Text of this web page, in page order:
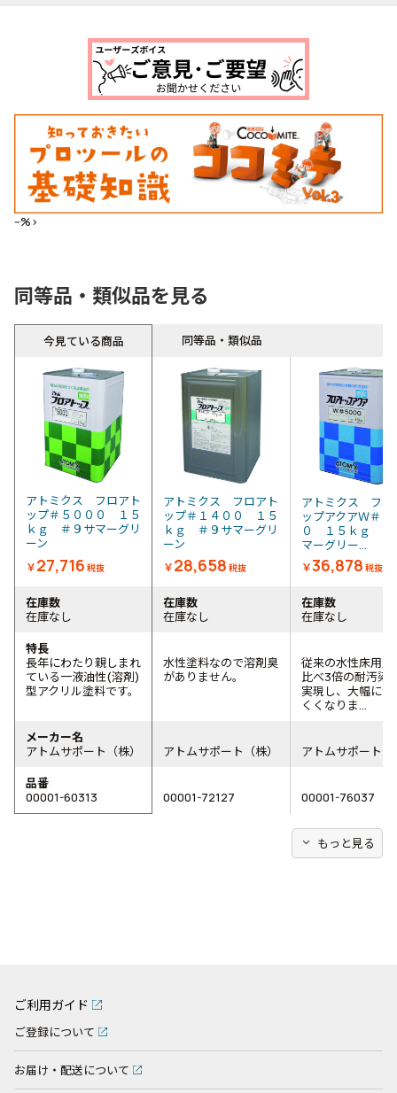
--%>
同等品・類似品を見る
今見ている商品 同等品・類似品
アトミクス フロアト
ップ＃５０００ １５
ｋｇ ＃９サマーグリ
ーン
￥27,716 税抜
アトミクス フロアト
ップ＃１４００ １５
ｋｇ ＃９サマーグリ
ーン
￥28,658 税抜
アトミクス フロ
ップアクアＷ＃５
０ １５ｋｇ ＃
マーグリー...
￥36,878 税抜
在庫数
在庫なし
在庫数
在庫なし
在庫数
在庫なし
特長
長年にわたり親しまれ
ている一液油性(溶剤)
型アクリル塗料です。
水性塗料なので溶剤臭
がありません。
従来の水性床用塗
比べ3倍の耐汚染
実現し、大幅に汚
くくなりま...
メーカー名
アトムサポート（株）
アトムサポート（株）
アトムサポート（
品番
00001-60313
00001-72127 00001-76037
expand_more もっと見る
ご利用ガイド
ご登録について
お届け・配送について